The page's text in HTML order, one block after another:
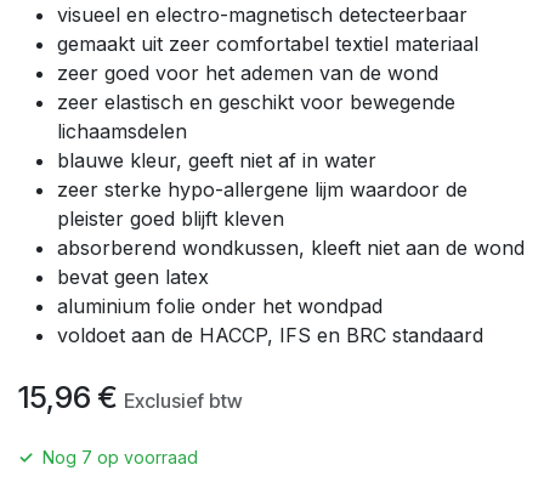
visueel en electro-magnetisch detecteerbaar
gemaakt uit zeer comfortabel textiel materiaal
zeer goed voor het ademen van de wond
zeer elastisch en geschikt voor bewegende
lichaamsdelen
blauwe kleur, geeft niet af in water
zeer sterke hypo-allergene lijm waardoor de
pleister goed blijft kleven
absorberend wondkussen, kleeft niet aan de wond
bevat geen latex
aluminium folie onder het wondpad
voldoet aan de HACCP, IFS en BRC standaard
15,96 € Exclusief btw
✓ Nog 7 op voorraad